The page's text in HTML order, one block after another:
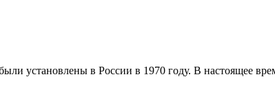
установлены в России в 1970 году. В настоящее